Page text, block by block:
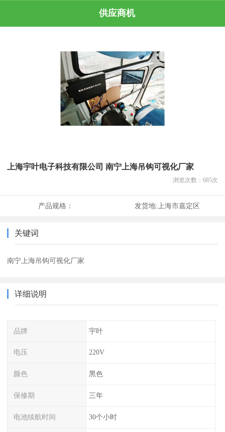
供应商机
上海宇叶电子科技有限公司 南宁上海吊钩可视化厂家
浏览次数： 685次
产品规格： 发货地:上海市嘉定区
关键词
南宁上海吊钩可视化厂家
详细说明
品牌 宇叶
电压 220V
颜色 黑色
保修期 三年
电池续航时间 30个小时